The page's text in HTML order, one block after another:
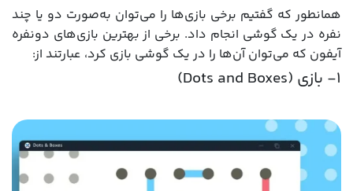
همانطور که گفتیم برخی بازی‌ها را می‌توان به‌صورت دو یا چند
نفره در یک گوشی انجام داد. برخی از بهترین بازی‌های دونفره
آیفون که می‌توان آن‌ها را در یک گوشی بازی کرد، عبارتند از:
1- بازی (Dots and Boxes)